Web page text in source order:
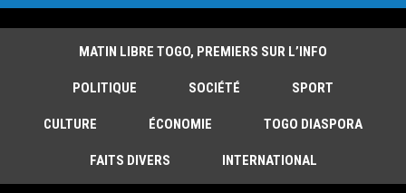
MATIN LIBRE TOGO, PREMIERS SUR L’INFO
POLITIQUE SOCIÉTÉ SPORT
CULTURE ÉCONOMIE TOGO DIASPORA
FAITS DIVERS INTERNATIONAL